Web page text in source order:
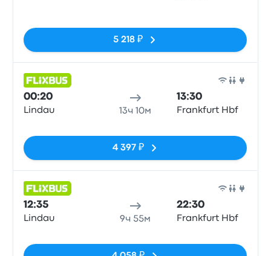
5 218 ₽
00:20
Lindau 13ч 10м
13:30
Frankfurt Hbf
4 397 ₽
12:35
Lindau 9ч 55м
22:30
Frankfurt Hbf